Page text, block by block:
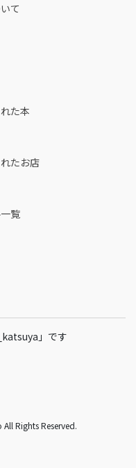
て
た本
たお店
覧
」です
Rights Reserved.